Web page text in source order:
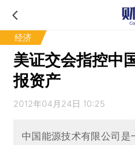
经济
美证交会指控中
报资产
2012年04月24日 10:25
中国能源技术有限公司